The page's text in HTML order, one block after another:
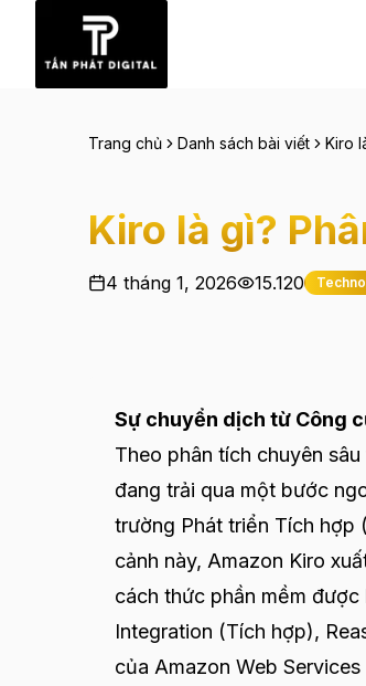
Trang chủ Danh sách bài viết Kiro
Kiro là gì?
4 tháng 1, 2026 15.120
Sự chuyển dịch từ Công
Theo phân tích chuyên
đang trải qua một bước
trường Phát triển Tích hợp
cảnh này, Amazon Kiro
cách thức phần mềm
Integration (Tích hợp),
của Amazon Web